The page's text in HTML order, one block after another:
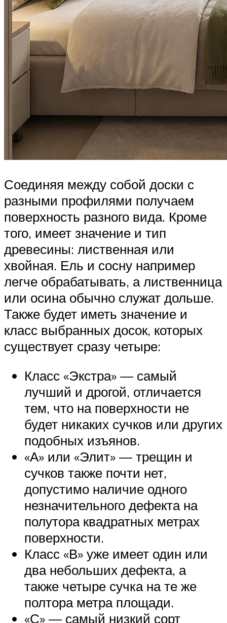
Соединяя между собой доски с
разными профилями получаем
поверхность разного вида. Кроме
того, имеет значение и тип
древесины: лиственная или
хвойная. Ель и сосну например
легче обрабатывать, а лиственница
или осина обычно служат дольше.
Также будет иметь значение и
класс выбранных досок, которых
существует сразу четыре:
Класс «Экстра» — самый
лучший и дрогой, отличается
тем, что на поверхности не
будет никаких сучков или других
подобных изъянов.
«А» или «Элит» — трещин и
сучков также почти нет,
допустимо наличие одного
незначительного дефекта на
полутора квадратных метрах
поверхности.
Класс «В» уже имеет один или
два небольших дефекта, а
также четыре сучка на те же
полтора метра площади.
«С» — самый низкий сорт